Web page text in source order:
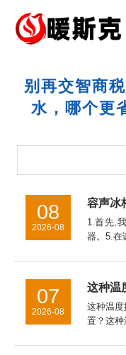
别再交智商
水，哪个更
1.首先,
器。5.在
慢,都会
缓慢地
08
2026-08
这种温
这种温
置？这
怎么设
07
2026-08